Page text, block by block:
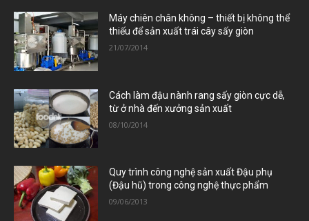
Máy chiên chân không – thiết bị không thể
thiếu để sản xuất trái cây sấy giòn
21/07/2014
Cách làm đậu nành rang sấy giòn cực dễ,
từ ở nhà đến xưởng sản xuất
08/10/2014
Quy trình công nghệ sản xuất Đậu phụ
(Đậu hũ) trong công nghệ thực phẩm
09/06/2013